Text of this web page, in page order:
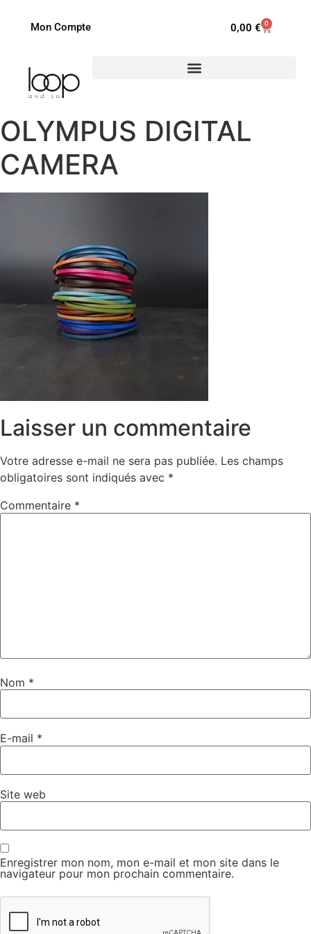
Mon Compte 0,00 € 0
OLYMPUS DIGITAL
CAMERA
Laisser un commentaire
Votre adresse e-mail ne sera pas publiée. Les champs
obligatoires sont indiqués avec *
Commentaire *
Nom *
E-mail *
Site web
Enregistrer mon nom, mon e-mail et mon site dans le
navigateur pour mon prochain commentaire.